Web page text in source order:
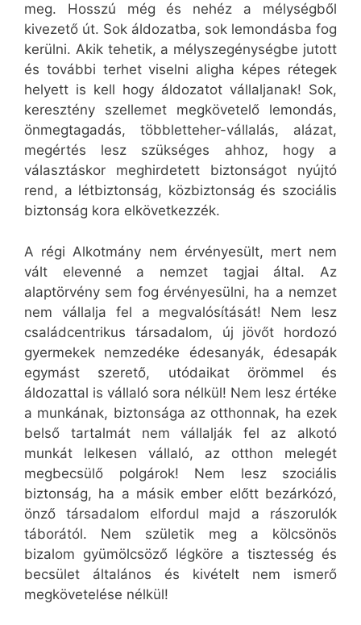
meg. Hosszú még és nehéz a mélységből
kivezető út. Sok áldozatba, sok lemondásba fog
kerülni. Akik tehetik, a mélyszegénységbe jutott
és további terhet viselni aligha képes rétegek
helyett is kell hogy áldozatot vállaljanak! Sok,
keresztény szellemet megkövetelő lemondás,
önmegtagadás, többletteher-vállalás, alázat,
megértés lesz szükséges ahhoz, hogy a
választáskor meghirdetett biztonságot nyújtó
rend, a létbiztonság, közbiztonság és szociális
biztonság kora elkövetkezzék.
A régi Alkotmány nem érvényesült, mert nem
vált elevenné a nemzet tagjai által. Az
alaptörvény sem fog érvényesülni, ha a nemzet
nem vállalja fel a megvalósítását! Nem lesz
családcentrikus társadalom, új jövőt hordozó
gyermekek nemzedéke édesanyák, édesapák
egymást szerető, utódaikat örömmel és
áldozattal is vállaló sora nélkül! Nem lesz értéke
a munkának, biztonsága az otthonnak, ha ezek
belső tartalmát nem vállalják fel az alkotó
munkát lelkesen vállaló, az otthon melegét
megbecsülő polgárok! Nem lesz szociális
biztonság, ha a másik ember előtt bezárkózó,
önző társadalom elfordul majd a rászorulók
táborától. Nem születik meg a kölcsönös
bizalom gyümölcsöző légköre a tisztesség és
becsület általános és kivételt nem ismerő
megkövetelése nélkül!